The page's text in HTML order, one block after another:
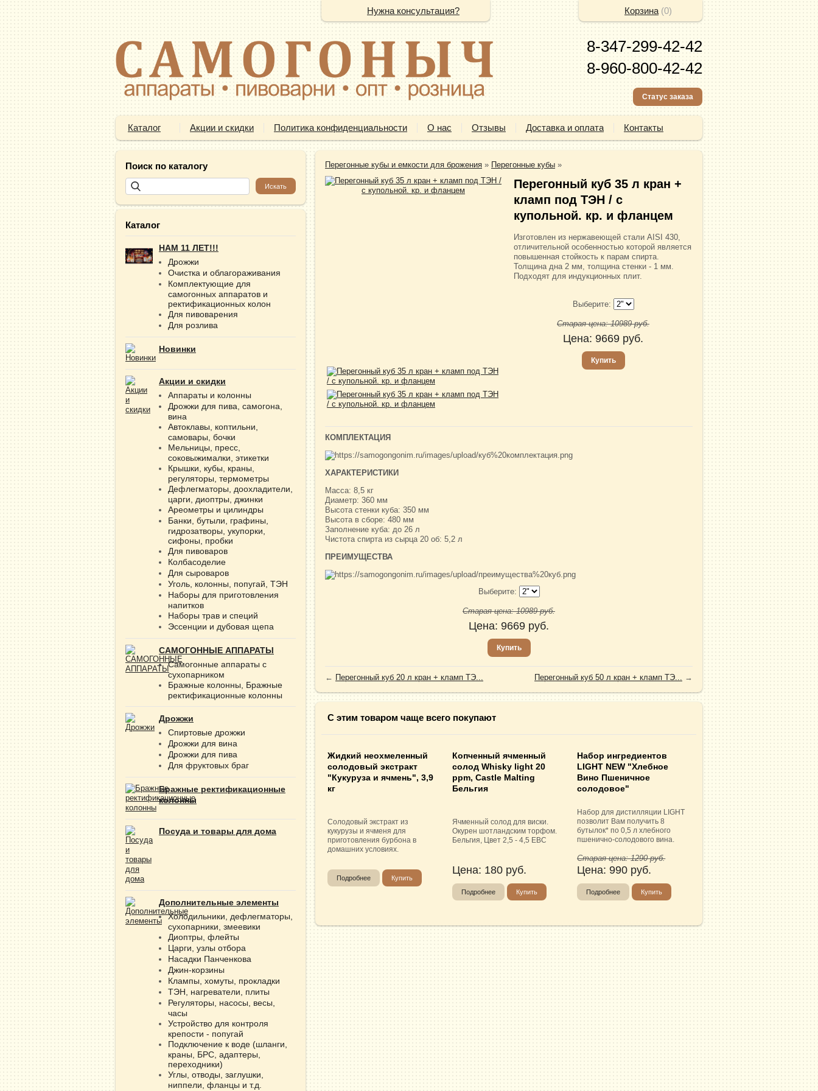
8-347-299-42-42
8-960-800-42-42
Статус заказа
Каталог Акции и скидки Политика конфиденциальности О нас Отзывы Доставка и оплата Контакты
Поиск по каталогу
Каталог
НАМ 11 ЛЕТ!!!
Дрожжи
Очистка и облагораживания
Комплектующие для
самогонных аппаратов и
ректификационных колон
Для пивоварения
Для розлива
Новинки
Акции и скидки
Аппараты и колонны
Дрожжи для пива, самогона,
вина
Автоклавы, коптильни,
самовары, бочки
Мельницы, пресс,
соковыжималки, этикетки
Крышки, кубы, краны,
регуляторы, термометры
Дефлегматоры, доохладители,
царги, диоптры, джинки
Ареометры и цилиндры
Банки, бутыли, графины,
гидрозатворы, укупорки,
сифоны, пробки
Для пивоваров
Колбасоделие
Для сыроваров
Уголь, колонны, попугай, ТЭН
Наборы для приготовления
напитков
Наборы трав и специй
Эссенции и дубовая щепа
САМОГОННЫЕ АППАРАТЫ
Самогонные аппараты с
сухопарником
Бражные колонны, Бражные
ректификационные колонны
Дрожжи
Спиртовые дрожжи
Дрожжи для вина
Дрожжи для пива
Для фруктовых браг
Бражные ректификационные
колонны
Посуда и товары для дома
Дополнительные элементы
Холодильники, дефлегматоры,
сухопарники, змеевики
Диоптры, флейты
Царги, узлы отбора
Насадки Панченкова
Джин-корзины
Клампы, хомуты, прокладки
ТЭН, нагреватели, плиты
Регуляторы, насосы, весы,
часы
Устройство для контроля
крепости - попугай
Подключение к воде (шланги,
краны, БРС, адаптеры,
переходники)
Углы, отводы, заглушки,
ниппели, фланцы и т.д.
Перегонные кубы и емкости для брожения » Перегонные кубы »
Перегонный куб 35 л кран +
кламп под ТЭН / с
купольной. кр. и фланцем
Изготовлен из нержавеющей стали AISI 430,
отличительной особенностью которой является
повышенная стойкость к парам спирта.
Толщина дна 2 мм, толщина стенки - 1 мм.
Подходят для индукционных плит.
Выберите:
Старая цена:10989руб.
Цена: 9669 руб.
Купить
КОМПЛЕКТАЦИЯ
ХАРАКТЕРИСТИКИ
Масса: 8,5 кг
Диаметр: 360 мм
Высота стенки куба: 350 мм
Высота в сборе: 480 мм
Заполнение куба: до 26 л
Чистота спирта из сырца 20 об: 5,2 л
ПРЕИМУЩЕСТВА
Выберите:
Старая цена:10989руб.
Цена: 9669 руб.
Купить
← Перегонный куб 20 л кран + кламп ТЭ... Перегонный куб 50 л кран + кламп ТЭ... →
С этим товаром чаще всего покупают
Жидкий неохмеленный
солодовый экстракт
"Кукуруза и ячмень", 3,9
кг
Солодовый экстракт из
кукурузы и ячменя для
приготовления бурбона в
домашних условиях.
Подробнее Купить
Копченный ячменный
солод Whisky light 20
ppm, Castle Malting
Бельгия
Ячменный солод для виски.
Окурен шотландским торфом.
Бельгия, Цвет 2,5 - 4,5 EBC
Цена: 180 руб.
Подробнее Купить
Набор ингредиентов
LIGHT NEW "Хлебное
Вино Пшеничное
солодовое"
Набор для дистилляции LIGHT
позволит Вам получить 8
бутылок* по 0,5 л хлебного
пшенично-солодового вина.
Старая цена:1290руб.
Цена:990 руб.
Подробнее Купить
Нужна консультация? Корзина (0)